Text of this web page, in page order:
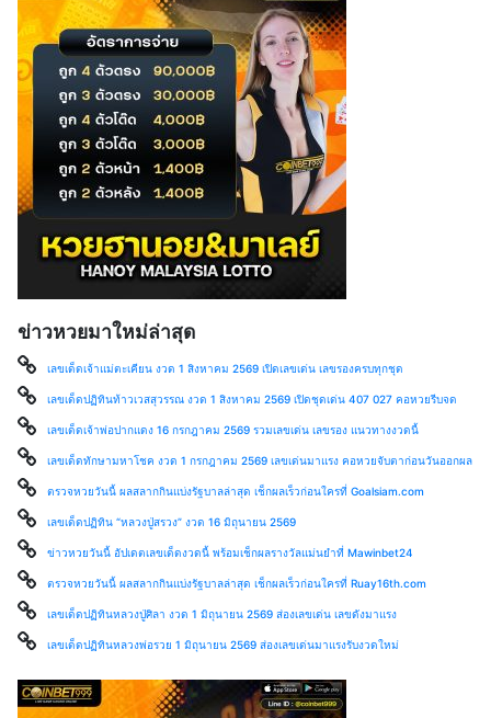
ข่าวหวยมาใหม่ล่าสุด
เลขเด็ดเจ้าแม่ตะเคียน งวด 1 สิงหาคม 2569 เปิดเลขเด่น เลขรองครบทุกชุด
เลขเด็ดปฏิทินท้าวเวสสุวรรณ งวด 1 สิงหาคม 2569 เปิดชุดเด่น 407 027 คอหวยรีบจด
เลขเด็ดเจ้าพ่อปากแดง 16 กรกฎาคม 2569 รวมเลขเด่น เลขรอง แนวทางงวดนี้
เลขเด็ดทักษามหาโชค งวด 1 กรกฎาคม 2569 เลขเด่นมาแรง คอหวยจับตาก่อนวันออกผล
ตรวจหวยวันนี้ ผลสลากกินแบ่งรัฐบาลล่าสุด เช็กผลเร็วก่อนใครที่ Goalsiam.com
เลขเด็ดปฏิทิน “หลวงปู่สรวง” งวด 16 มิถุนายน 2569
ข่าวหวยวันนี้ อัปเดตเลขเด็ดงวดนี้ พร้อมเช็กผลรางวัลแม่นยำที่ Mawinbet24
ตรวจหวยวันนี้ ผลสลากกินแบ่งรัฐบาลล่าสุด เช็กผลเร็วก่อนใครที่ Ruay16th.com
เลขเด็ดปฏิทินหลวงปู่ศิลา งวด 1 มิถุนายน 2569 ส่องเลขเด่น เลขดังมาแรง
เลขเด็ดปฏิทินหลวงพ่อรวย 1 มิถุนายน 2569 ส่องเลขเด่นมาแรงรับงวดใหม่